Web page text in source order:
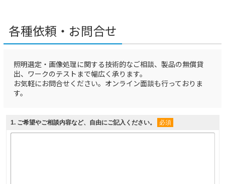
各種依頼・お問合せ
照明選定・画像処理に関する技術的なご相談、製品の無償貸
出、ワークのテストまで幅広く承ります。
お気軽にお問合せください。オンライン面談も行っておりま
す。
1. ご希望やご相談内容など、自由にご記入ください。 必須